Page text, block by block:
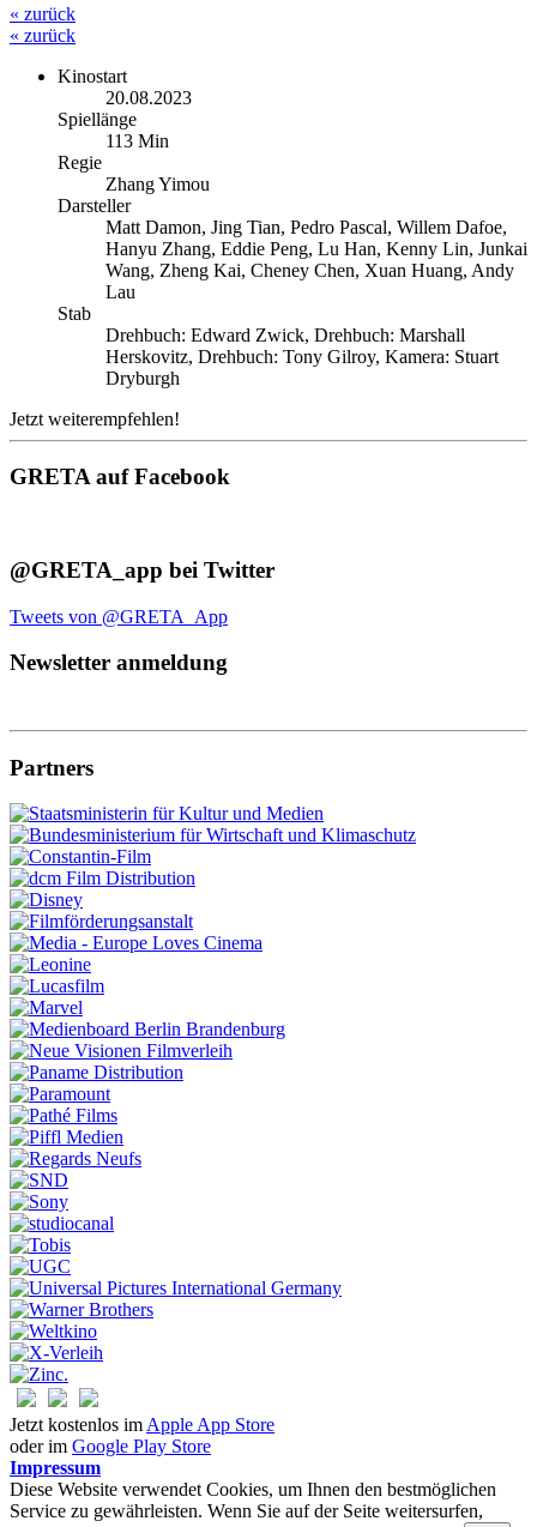
« zurück
« zurück
Kinostart
20.08.2023
Spiellänge
113 Min
Regie
Zhang Yimou
Darsteller
Matt Damon, Jing Tian, Pedro Pascal, Willem Dafoe,
Hanyu Zhang, Eddie Peng, Lu Han, Kenny Lin, Junkai
Wang, Zheng Kai, Cheney Chen, Xuan Huang, Andy
Lau
Stab
Drehbuch: Edward Zwick, Drehbuch: Marshall
Herskovitz, Drehbuch: Tony Gilroy, Kamera: Stuart
Dryburgh
Jetzt weiterempfehlen!
GRETA auf Facebook
@GRETA_app bei Twitter
Tweets von @GRETA_App
Newsletter anmeldung
Partners
Jetzt kostenlos im Apple App Store
oder im Google Play Store
Impressum
Diese Website verwendet Cookies, um Ihnen den bestmöglichen
Service zu gewährleisten. Wenn Sie auf der Seite weitersurfen,